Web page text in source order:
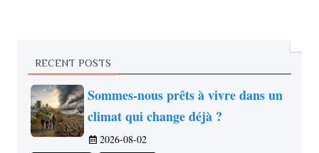
RECENT POSTS
Sommes-nous prêts à vivre dans un
climat qui change déjà ?
2026-08-02